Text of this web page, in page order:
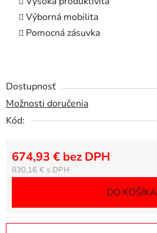
Výborná mobilita
Pomocná zásuvka
Dostupnosť
Možnosti doručenia
Kód:
830,16 €
674,93 € bez DPH
DO KOŠÍKA